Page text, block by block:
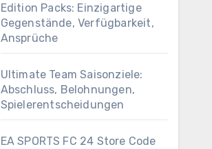
Edition Packs: Einzigartige
Gegenstände, Verfügbarkeit,
Ansprüche
Ultimate Team Saisonziele:
Abschluss, Belohnungen,
Spielerentscheidungen
EA SPORTS FC 24 Store Code